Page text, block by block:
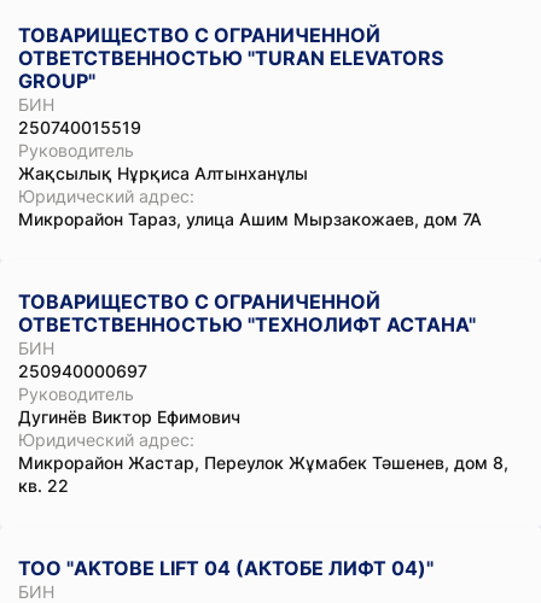
ТОВАРИЩЕСТВО С ОГРАНИЧЕННОЙ
ОТВЕТСТВЕННОСТЬЮ "TURAN ELEVATORS
GROUP"
БИН
250740015519
Руководитель
Жақсылық Нұрқиса Алтынханұлы
Юридический адрес:
Микрорайон Тараз, улица Ашим Мырзакожаев, дом 7А
ТОВАРИЩЕСТВО С ОГРАНИЧЕННОЙ
ОТВЕТСТВЕННОСТЬЮ "ТЕХНОЛИФТ АСТАНА"
БИН
250940000697
Руководитель
Дугинёв Виктор Ефимович
Юридический адрес:
Микрорайон Жастар, Переулок Жұмабек Тәшенев, дом 8,
кв. 22
ТОО "AKTOBE LIFT 04 (АКТОБЕ ЛИФТ 04)"
БИН